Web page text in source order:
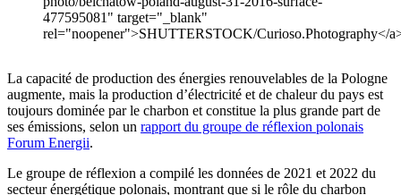
477595081" target="_blank"
rel="noopener">SHUTTERSTOCK/Curioso.Photography</
La capacité de production des énergies renouvelables de la Pologne
augmente, mais la production d’électricité et de chaleur du pays est
toujours dominée par le charbon et constitue la plus grande part de
ses émissions, selon un rapport du groupe de réflexion polonais
Forum Energii.
Le groupe de réflexion a compilé les données de 2021 et 2022 du
secteur énergétique polonais, montrant que si le rôle du charbon